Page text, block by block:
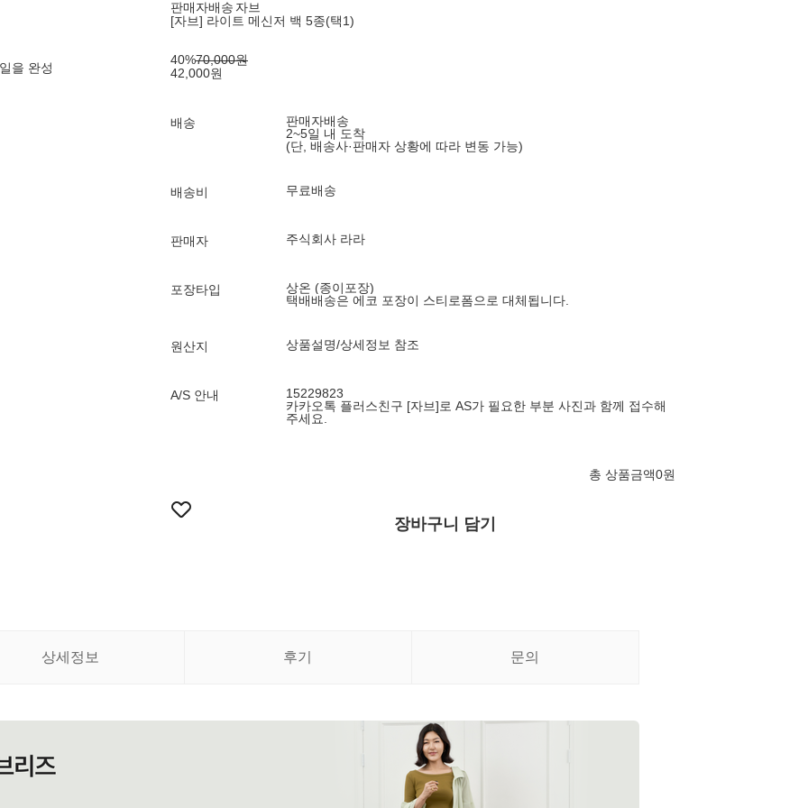
을 완성
판매자배송 자브
[자브] 라이트 메신저 백 5종(택1)
40%70,000원
42,000원
배송
판매자배송
2~5일 내 도착
(단, 배송사·판매자 상황에 따라 변동 가능)
배송비 무료배송
판매자 주식회사 라라
포장타입
상온 (종이포장)
택배배송은 에코 포장이 스티로폼으로 대체됩니다.
원산지 상품설명/상세정보 참조
A/S 안내
15229823
카카오톡 플러스친구 [자브]로 AS가 필요한 부분 사진과 함께 접수해
주세요.
총 상품금액0원
장바구니 담기
상세정보 후기 문의